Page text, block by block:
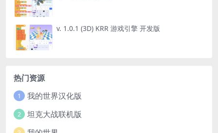
v. 1.0.1 (3D) KRR 游戏引擎 开发版
热门资源
1 我的世界汉化版
2 坦克大战联机版